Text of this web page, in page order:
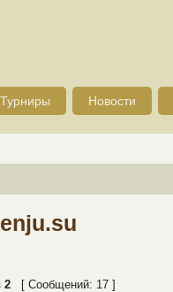
Турниры Новости
2 [ Сообщений: 17 ]